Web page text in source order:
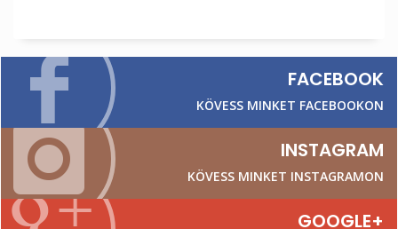
FACEBOOK
KÖVESS MINKET FACEBOOKON
INSTAGRAM
KÖVESS MINKET INSTAGRAMON
GOOGLE+